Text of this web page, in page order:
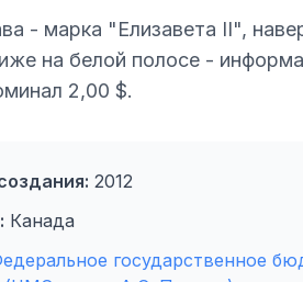
- марка "Елизавета II",
на белой полосе -
2,00 $.
2012
Канада
государственное